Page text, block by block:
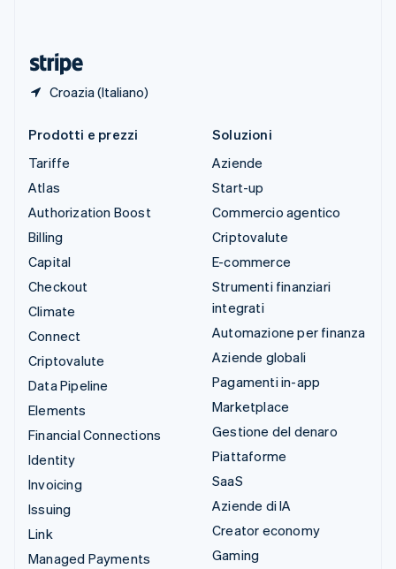
Croazia (Italiano)
Prodotti e prezzi
Tariffe
Atlas
Authorization Boost
Billing
Capital
Checkout
Climate
Connect
Criptovalute
Data Pipeline
Elements
Financial Connections
Identity
Invoicing
Issuing
Link
Managed Payments
Soluzioni
Aziende
Start-up
Commercio agentico
Criptovalute
E-commerce
Strumenti finanziari
integrati
Automazione per finanza
Aziende globali
Pagamenti in-app
Marketplace
Gestione del denaro
Piattaforme
SaaS
Aziende di IA
Creator economy
Gaming